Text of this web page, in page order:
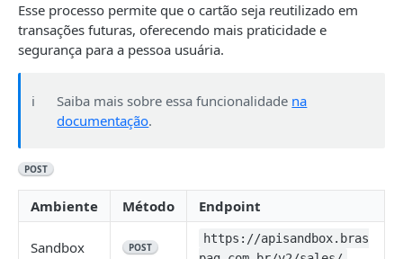
CARTÃO DE CRÉDITO
Criar pagamento com cartão de crédito
Cancelar transação de cartão de crédito
Indicador de início da transação - CIT e MIT
Card on file
Primeiro uso do cartão armazenado
Esse processo permite que o cartão seja reutilizado em
transações futuras, oferecendo mais praticidade e
segurança para a pessoa usuária.
ℹ️ Saiba mais sobre essa funcionalidade na
documentação.
POST
Ambiente Método Endpoint
Sandbox POST
https://apisandbox.bras